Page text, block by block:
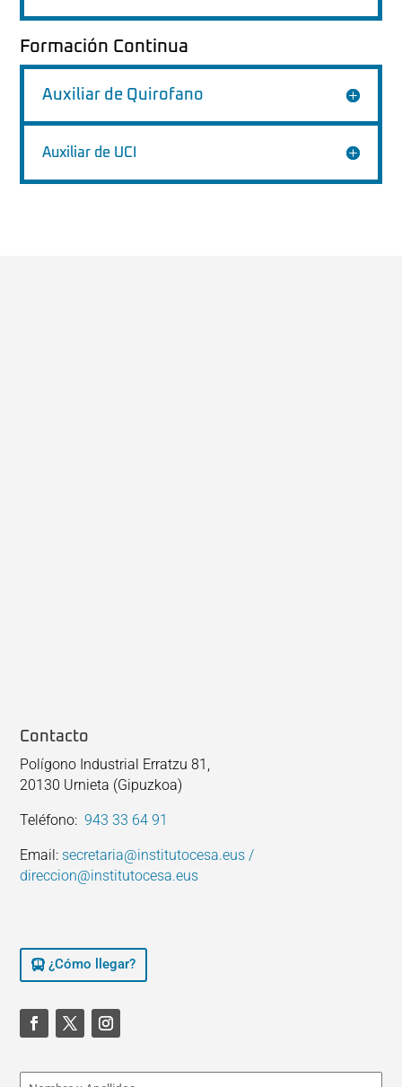
Formación Continua
Auxiliar de Quirofano
Auxiliar de UCI
Contacto
Polígono Industrial Erratzu 81,
20130 Urnieta (Gipuzkoa)
Teléfono:943 33 64 91
Email: secretaria@institutocesa.eus /
direccion@institutocesa.eus
¿Cómo llegar?